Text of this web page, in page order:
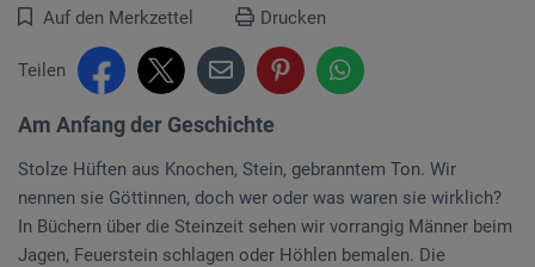
Auf den Merkzettel Drucken
Teilen
Am Anfang der Geschichte
Stolze Hüften aus Knochen, Stein, gebranntem Ton. Wir
nennen sie Göttinnen, doch wer oder was waren sie wirklich?
In Büchern über die Steinzeit sehen wir vorrangig Männer beim
Jagen, Feuerstein schlagen oder Höhlen bemalen. Die